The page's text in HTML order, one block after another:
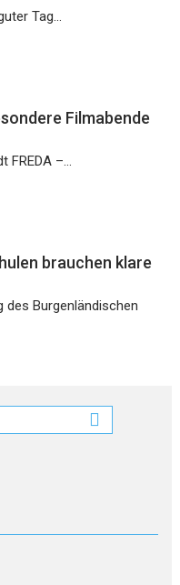
Tag...
Filmabende
FREDA –...
brauchen klare
des Burgenländischen